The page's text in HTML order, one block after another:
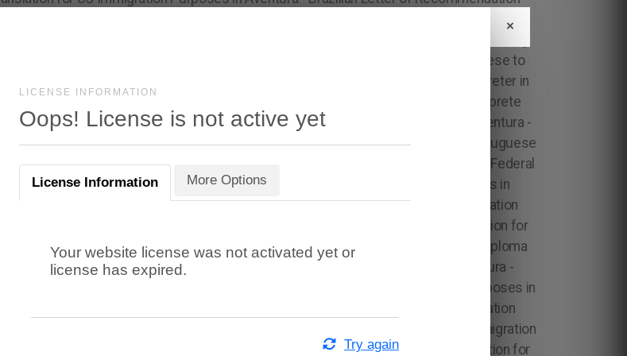
LICENSE INFORMATION
Oops! License is not active yet
×
License Information More Options
Your website license was not activated yet or
license has expired.
Try again